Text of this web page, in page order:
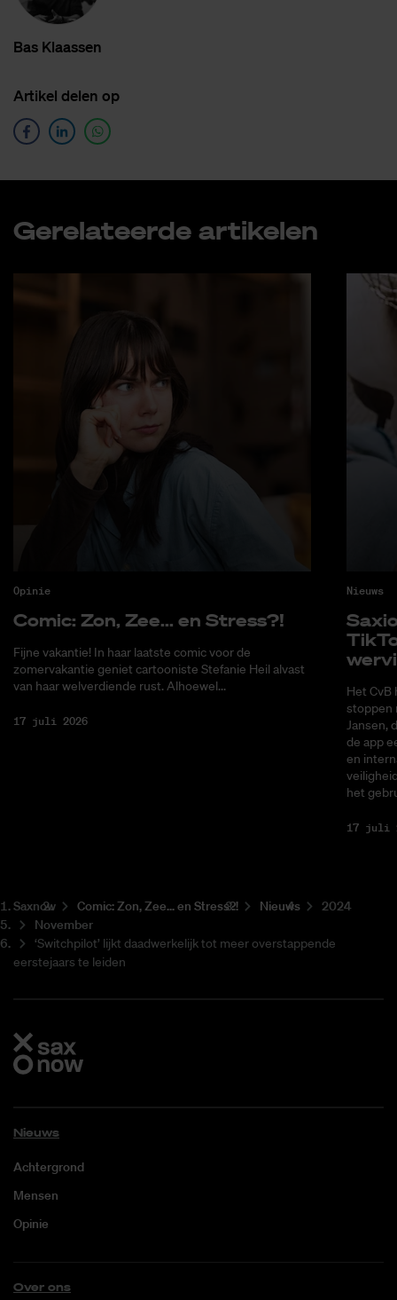
Bas Klaas­sen
Ar­ti­kel de­len op
Ge­re­la­teer­de ar­ti­ke­len
Opinie
Co­mic: Zon, Zee... en Stress?!
Fijne vakantie! In haar laatste comic voor de
zomervakantie geniet cartooniste Stefanie Heil alvast
van haar welverdiende rust. Alhoewel...
17 juli 2026
Nieuws
Het CvB
stoppen
Jansen,
de app
en
het
17 juli
Saxnow Co­mic: Zon, Zee... en Stress?! Nieuws
2024
November
‘Switchpilot’ lijkt daadwerkelijk tot meer overstappende
eerstejaars te leiden
Nieuws
Achtergrond
Mensen
Opinie
Over ons